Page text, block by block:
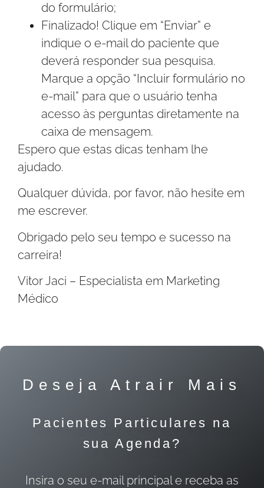
do formulário;
Finalizado! Clique em “Enviar” e
indique o e-mail do paciente que
deverá responder sua pesquisa.
Marque a opção “Incluir formulário no
e-mail” para que o usuário tenha
acesso às perguntas diretamente na
caixa de mensagem.
Espero que estas dicas tenham lhe
ajudado.
Qualquer dúvida, por favor, não hesite em
me escrever.
Obrigado pelo seu tempo e sucesso na
carreira!
Vitor Jaci – Especialista em Marketing
Médico
Deseja Atrair Mais
Pacientes Particulares na
sua Agenda?
Insira o seu e-mail principal e receba as